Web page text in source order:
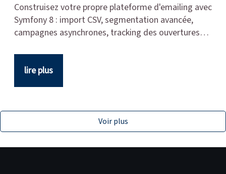
Construisez votre propre plateforme d'emailing avec
Symfony 8 : import CSV, segmentation avancée,
campagnes asynchrones, tracking des ouvertures…
lire plus
Voir plus